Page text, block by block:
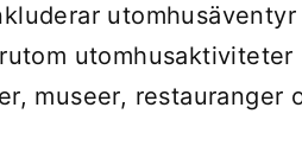
utomhusäventyr
utomhusaktiviteter
museer, restauranger